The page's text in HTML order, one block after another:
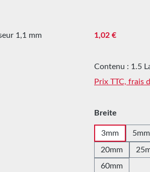
Prix régulier :
1,02 €
Contenu : 1.5
Prix TTC, frais
Sélectionnez
Breite
3mm 5mm
20mm
60mm